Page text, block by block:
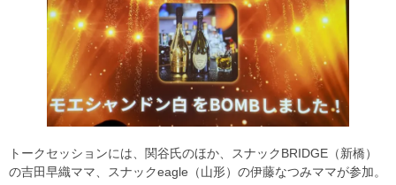
トークセッションには、関谷氏のほか、スナックBRIDGE（新橋）
の吉田早織ママ、スナックeagle（山形）の伊藤なつみママが参加。